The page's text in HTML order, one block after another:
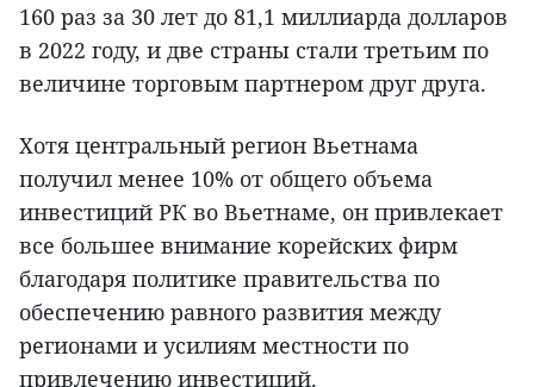
160 раз за 30 лет до 81,1 миллиарда долларов
в 2022 году, и две страны стали третьим по
величине торговым партнером друг друга.
Хотя центральный регион Вьетнама
получил менее 10% от общего объема
инвестиций РК во Вьетнаме, он привлекает
все большее внимание корейских фирм
благодаря политике правительства по
обеспечению равного развития между
регионами и усилиям местности по
привлечению инвестиций.